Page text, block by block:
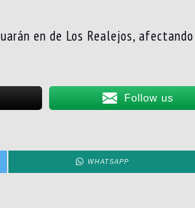
en de Los Realejos,
Follow us
WHATSAPP